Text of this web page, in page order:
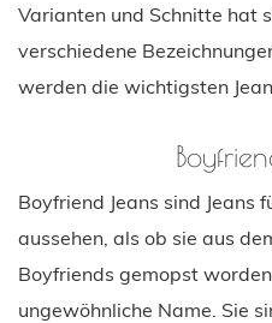
Varianten und Schnitte hat
verschiedene
werden die wichtigsten
Boyfriend Jeans sind Jeans
aussehen, als ob sie aus
Boyfriends gemopst
ungewöhnliche Name. Sie